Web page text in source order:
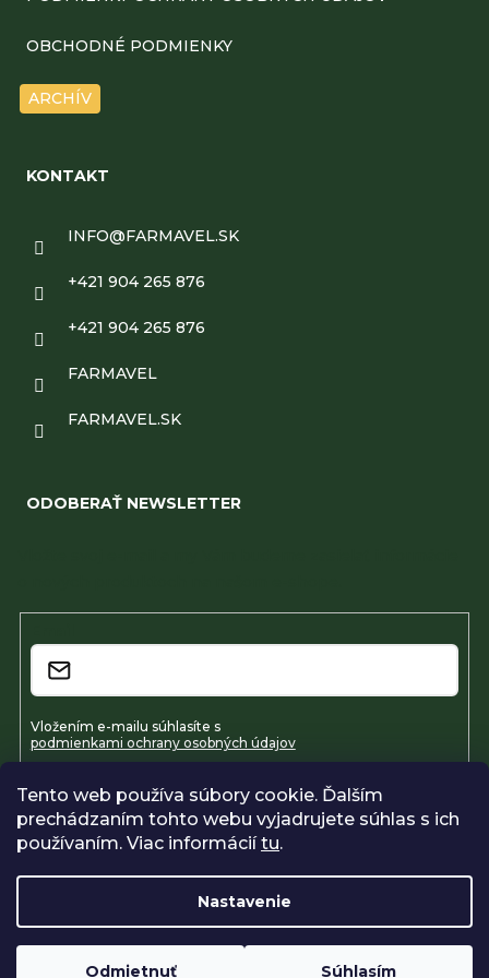
Tento web používa súbory cookie. Ďalším
prechádzaním tohto webu vyjadrujete súhlas s ich
používaním. Viac informáciítu.
Nastavenie
Odmietnuť Súhlasím
OBCHODNÉ PODMIENKY
ARCHÍV
KONTAKT
INFO@FARMAVEL.SK
+421 904 265 876
+421 904 265 876
FARMAVEL
FARMAVEL.SK
ODOBERAŤ NEWSLETTER
Vložením e-mailu súhlasíte s
podmienkami ochrany osobných údajov
Prihlásiť sa
Vytvoril Shoptet
Copyright 2026Farmavel. Všetky práva vyhradené.Upraviť
nastavenie cookies